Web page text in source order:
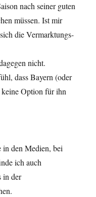
nach seiner guten
müssen. Ist mir
die Vermarktungs-
nicht.
dass Bayern (oder
keine Option für ihn
in den Medien, bei
ich auch
in der